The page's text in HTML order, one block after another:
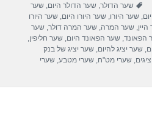
תגיות
שער הדולר,שער הדולר היום,שער
,שער היורו,שער היורו היום,שער היורו
,שער המרה,שער המרה דולר,שער
הפאונד,שער הפאונד היום,שער חליפין,
,שער יציג להיום,שער יציג של בנק
,שערי מט"ח,שערי מטבע,שערי